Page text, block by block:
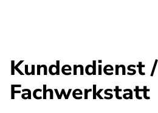
Kundendienst /
Fachwerkstatt